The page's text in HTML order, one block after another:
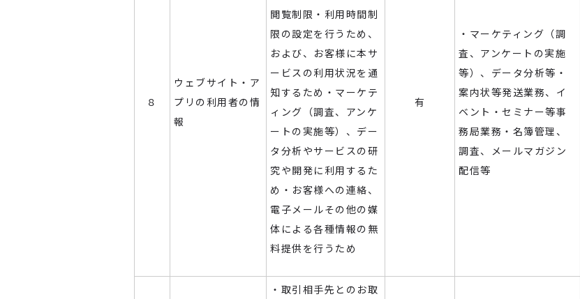
８
ウェブサイト・ア
プリの利用者の情
報
閲覧制限・利用時間制
限の設定を行うため、
および、お客様に本サ
ービスの利用状況を通
知するため・マーケテ
ィング（調査、アンケ
ートの実施等）、デー
タ分析やサービスの研
究や開発に利用するた
め・お客様への連絡、
電子メールその他の媒
体による各種情報の無
料提供を行うため
有
・マーケティング（調
査、アンケートの実施
等）、データ分析等・
案内状等発送業務、イ
ベント・セミナー等事
務局業務・名簿管理、
調査、メールマガジン
配信等
・取引相手先とのお取